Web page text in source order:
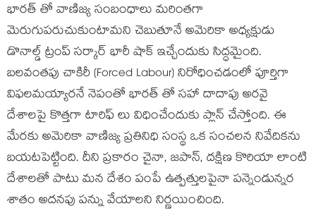
భారత్ తో వాణిజ్య సంబంధాలు మరింతగా
మెరుగుపరుచుకుంటామని చెబుతూనే అమెరికా అధ్యక్షుడు
డొనాల్డ్ ట్రంప్ సర్కార్ భారీ షాక్ ఇచ్చేందుకు సిద్ధమైంది.
బలవంతపు చాకిరీ (Forced Labour) నిరోధించడంలో పూర్తిగా
విఫలమయ్యారనే నెపంతో భారత్ తో సహా దాదాపు అరవై
దేశాలపై కొత్తగా టారిఫ్ లు విధించేందుకు ప్లాన్ చేస్తోంది. ఈ
మేరకు అమెరికా వాణిజ్య ప్రతినిధి సంస్థ ఒక సంచలన నివేదికను
బయటపెట్టింది. దీని ప్రకారం చైనా, జపాన్, దక్షిణ కొరియా లాంటి
దేశాలతో పాటు మన దేశం పంపే ఉత్పత్తులపైనా పన్నెండున్నర
శాతం అదనపు పన్ను వేయాలని నిర్ణయించింది.